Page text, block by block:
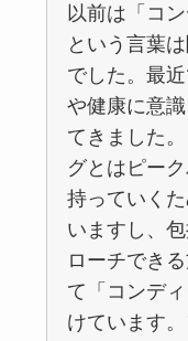
以前は「コ
という言葉
でした。最
や健康に意
てきました
グとはピー
持っていく
いますし、
ローチでき
て「コンデ
けています